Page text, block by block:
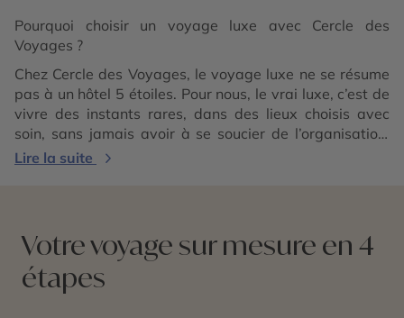
Pourquoi choisir un voyage luxe avec Cercle des
Voyages ?
Chez Cercle des Voyages, le voyage luxe ne se résume
pas à un hôtel 5 étoiles. Pour nous, le vrai luxe, c’est de
vivre des instants rares, dans des lieux choisis avec
soin, sans jamais avoir à se soucier de l’organisation.
Grâce à notre expertise, notre réseau exclusif et notre
Lire la suite
Votre voyage sur mesure en 4
étapes